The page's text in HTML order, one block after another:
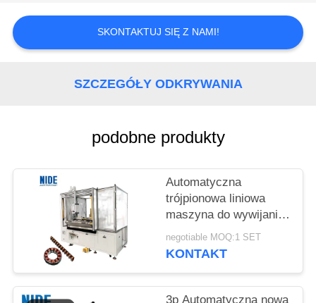
SITEMAP
PRIVACY
SKONTAKTUJ SIĘ Z NAMI!
SZCZEGÓŁY ODKRYWANIA
podobne produkty
Automatyczna
trójpionowa liniowa
maszyna do wywijania
cewki statorowej
negotiable MOQ:1 SET
KONTAKT
3p Automatyczna nowa